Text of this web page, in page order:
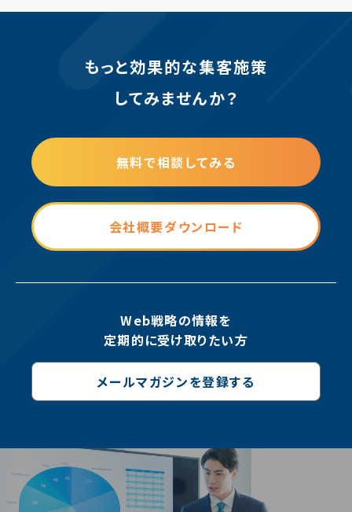
もっと効果的な集客施策
してみませんか？
無料で相談してみる
会社概要ダウンロード
Web戦略の情報を
定期的に受け取りたい方
メールマガジンを登録する